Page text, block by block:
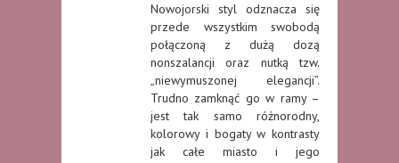
Nowojorski styl odznacza się
przede wszystkim swobodą
połączoną z dużą dozą
nonszalancji oraz nutką tzw.
„niewymuszonej elegancji”.
Trudno zamknąć go w ramy –
jest tak samo różnorodny,
kolorowy i bogaty w kontrasty
jak całe miasto i jego